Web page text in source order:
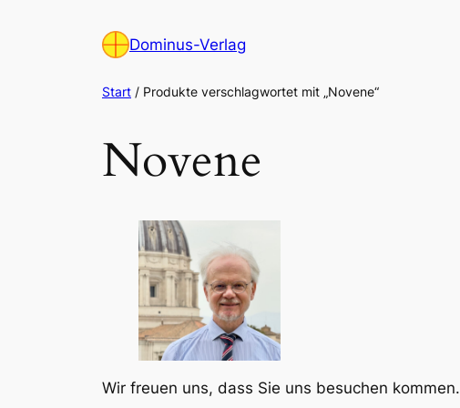
Dominus-Verlag
Start / Produkte verschlagwortet mit „Novene“
Novene
Wir freuen uns, dass Sie uns besuchen kommen.